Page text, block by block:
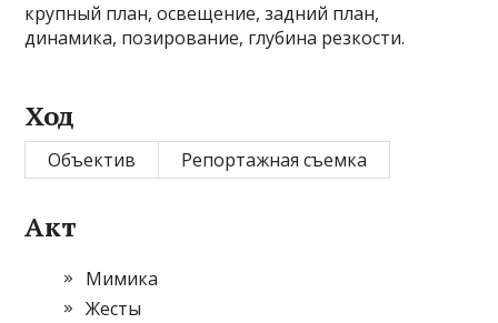
крупный план, освещение, задний план,
динамика, позирование, глубина резкости.
Ход
Объектив Репортажная съемка
Акт
Мимика
Жесты